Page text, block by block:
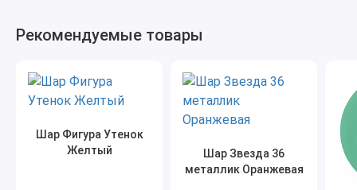
Рекомендуемые товары
Шар Фигура Утенок
Желтый
Шар Звезда 36
металлик Оранжевая